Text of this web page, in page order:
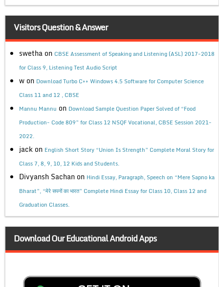
Visitors Question & Answer
swetha on CBSE Assessment of Speaking and Listening (ASL) 2017-2018
for Class 9, Listening Test Audio Script
w on Download Turbo C++ Windows 4.5 Software for Computer Science
Class 11 and 12 , CBSE
Mannu Mannu on Download Sample Question Paper Solved of “Food
Production- Code 809” for Class 12 NSQF Vocational, CBSE Session 2021-
2022.
jack on English Short Story “Union Is Strength” Complete Moral Story for
Class 7, 8, 9, 10, 12 Kids and Students.
Divyansh Sachan on Hindi Essay, Paragraph, Speech on “Mere Sapno ka
Bharat”, “मेरे सपनों का भारत” Complete Hindi Essay for Class 10, Class 12 and
Graduation Classes.
Download Our Educational Android Apps